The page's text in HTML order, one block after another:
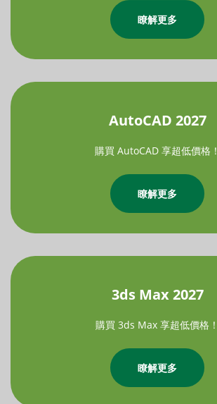
瞭解更多
AutoCAD 2027
購買 AutoCAD 享超低價格！
瞭解更多
3ds Max 2027
購買 3ds Max 享超低價格！
瞭解更多